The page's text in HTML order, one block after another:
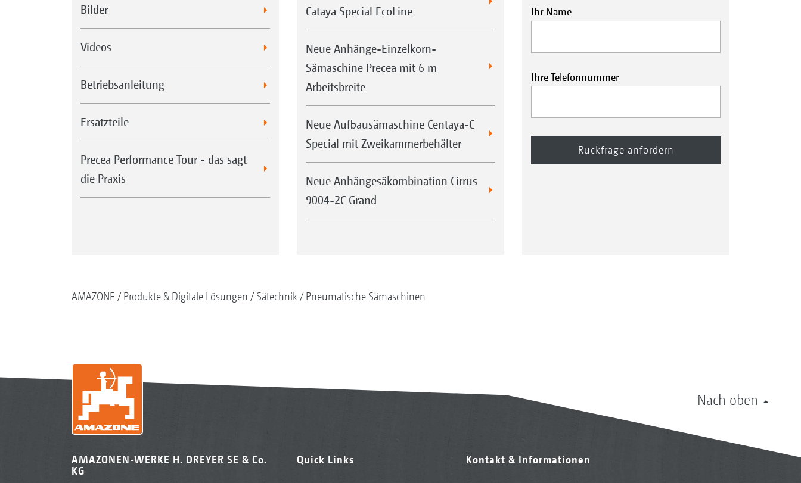
Bilder
Videos
Betriebsanleitung
Ersatzteile
Precea Performance Tour - das sagt
die Praxis
Cataya Special EcoLine
Neue Anhänge-Einzelkorn-
Sämaschine Precea mit 6 m
Arbeitsbreite
Neue Aufbausämaschine Centaya-C
Special mit Zweikammerbehälter
Neue Anhängesäkombination Cirrus
9004-2C Grand
Ihr Name
Ihre Telefonnummer
AMAZONE Produkte & Digitale Lösungen Sätechnik Pneumatische Sämaschinen
Nach oben
AMAZONEN-WERKE H. DREYER SE & Co.
KG
Quick Links Kontakt & Informationen